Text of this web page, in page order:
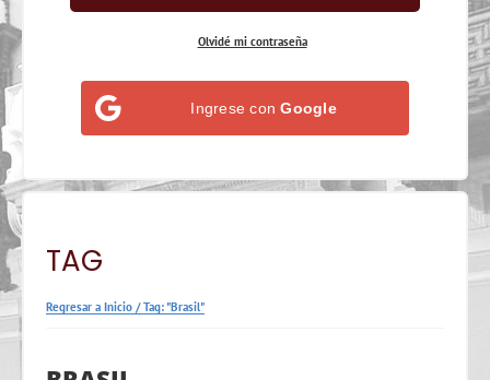
Olvidé mi contraseña
Ingrese conGoogle
TAG
Regresar a Inicio /Tag: "Brasil"